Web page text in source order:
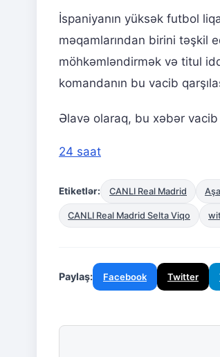
İspaniyanın yüksək futbol
məqamlarından birini təşkil
möhkəmləndirmək və titul
komandanın bu vacib
Əlavə olaraq, bu xəbər
24 saat
Etiketlər: CANLI Real Madrid
CANLI Real Madrid Selta Viqo
Paylaş: Facebook Twitter